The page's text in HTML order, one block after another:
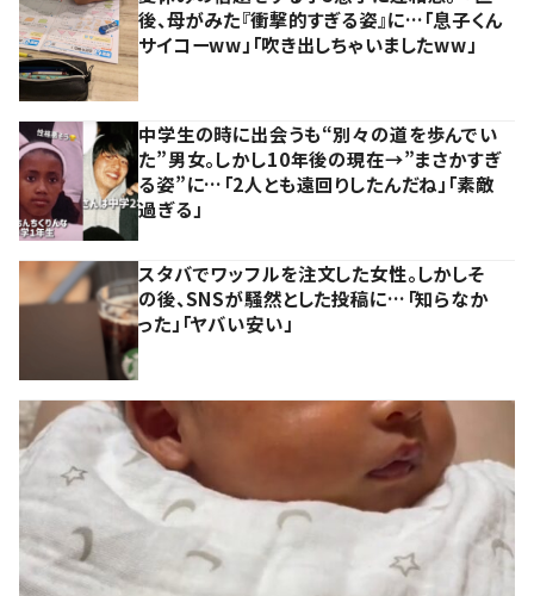
後、母がみた『衝撃的すぎる姿』に…「息子くん
サイコーww」「吹き出しちゃいましたww」
中学生の時に出会うも“別々の道を歩んでい
た”男女。しかし10年後の現在→”まさかすぎ
る姿”に…「2人とも遠回りしたんだね」「素敵
過ぎる」
スタバでワッフルを注文した女性。しかしそ
の後、SNSが騒然とした投稿に…「知らなか
った」「ヤバい安い」